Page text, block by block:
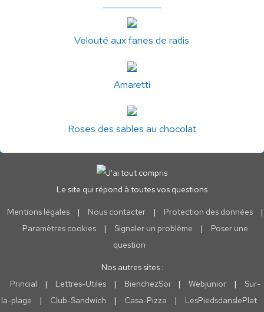
Velouté aux fanes de radis
Amaretti
Roses des sables au chocolat
Le site qui répond à toutes vos questions
Mentions légales | Nous contacter | Protection des données
|
Paramètres cookies
| Signaler un problème |
Poser une
question
Nos autres sites :
Princial
| Lettres-Utiles | BienchezSoi | Webjunior |
Sur-
la-plage
| Club-Sandwich | Casa-Pizza | LesPiedsdanslePlat